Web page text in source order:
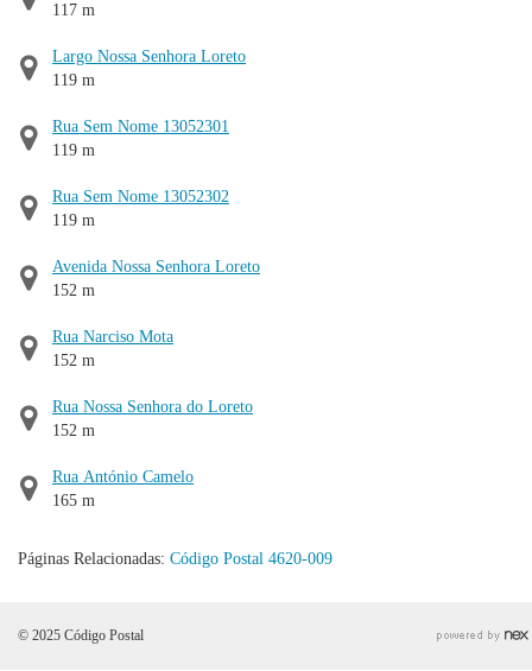
117 m
Largo Nossa Senhora Loreto
119 m
Rua Sem Nome 13052301
119 m
Rua Sem Nome 13052302
119 m
Avenida Nossa Senhora Loreto
152 m
Rua Narciso Mota
152 m
Rua Nossa Senhora do Loreto
152 m
Rua António Camelo
165 m
Páginas Relacionadas: Código Postal 4620-009
© 2025 Código Postal